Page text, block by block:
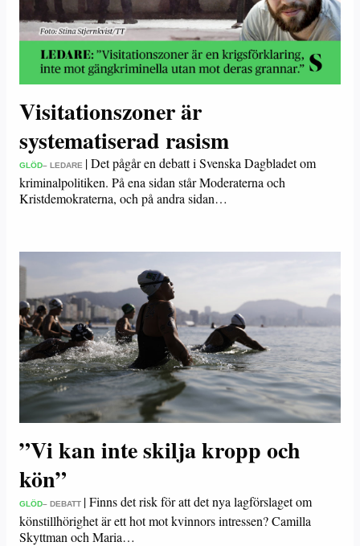
Visitationszoner är
systematiserad rasism
GLÖD– LEDARE |Det pågår en debatt i Svenska Dagbladet om
kriminalpolitiken. På ena sidan står Moderaterna och
Kristdemokraterna, och på andra sidan…
”Vi kan inte skilja kropp och
kön”
GLÖD– DEBATT |Finns det risk för att det nya lagförslaget om
könstillhörighet är ett hot mot kvinnors intressen? Camilla
Skyttman och Maria…